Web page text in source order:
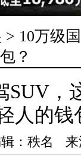
> 10万级
？
SUV，
人的钱
：秩名